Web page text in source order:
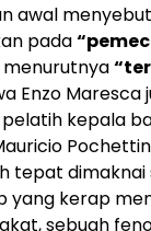
awal
pada
Enzo Maresca
kepala
tepat
yang kerap
sebuah